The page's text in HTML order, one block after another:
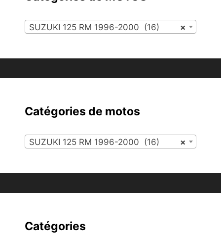
×
SUZUKI 125 RM 1996-2000 (16)
Catégories de motos
×
SUZUKI 125 RM 1996-2000 (16)
Catégories